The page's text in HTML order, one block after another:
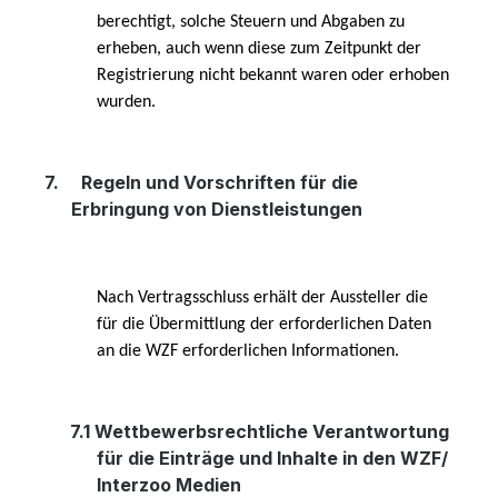
berechtigt, solche Steuern und Abgaben zu
erheben, auch wenn diese zum Zeitpunkt der
Registrierung nicht bekannt waren oder erhoben
wurden.
7.
Regeln und Vorschriften für die
Erbringung von Dienstleistungen
Nach Vertragsschluss erhält der Aussteller die
für die Übermittlung der erforderlichen Daten
an die WZF erforderlichen Informationen.
7.1 Wettbewerbsrechtliche Verantwortung
für die Einträge und Inhalte in den WZF/
Interzoo Medien